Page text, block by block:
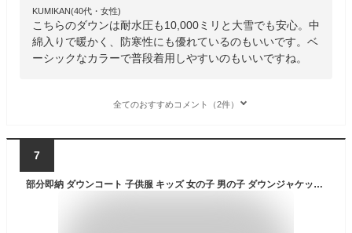
KUMIKAN(40代・女性)
こちらのダウンは耐水圧も10,000ミリと大雪でも安心。中
綿入りで暖かく、防寒性にも優れているのもいいです。ベ
ーシックなカラーで普段着用しやすいのもいいですね。
全てのおすすめコメント（2件）
7
部分即納 ダウンコート 子供服 キッズ 女の子 男の子 ダウンジャケット アウター ラクーンファー付き フード 通学 キッズ服 防寒 秋冬 ジュニア アウター 通園 アウトドア キッズジャケット 3色 80cm 90cm 100cm 110cm 120cm 130cm 140cm 150cm 160cm お出かけ 送料無料